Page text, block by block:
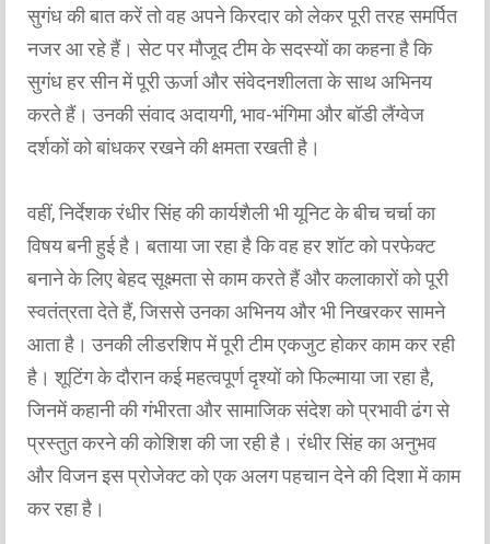
सुगंध की बात करें तो वह अपने किरदार को लेकर पूरी तरह समर्पित
नजर आ रहे हैं। सेट पर मौजूद टीम के सदस्यों का कहना है कि
सुगंध हर सीन में पूरी ऊर्जा और संवेदनशीलता के साथ अभिनय
करते हैं। उनकी संवाद अदायगी, भाव-भंगिमा और बॉडी लैंग्वेज
दर्शकों को बांधकर रखने की क्षमता रखती है।
वहीं, निर्देशक रंधीर सिंह की कार्यशैली भी यूनिट के बीच चर्चा का
विषय बनी हुई है। बताया जा रहा है कि वह हर शॉट को परफेक्ट
बनाने के लिए बेहद सूक्ष्मता से काम करते हैं और कलाकारों को पूरी
स्वतंत्रता देते हैं, जिससे उनका अभिनय और भी निखरकर सामने
आता है। उनकी लीडरशिप में पूरी टीम एकजुट होकर काम कर रही
है। शूटिंग के दौरान कई महत्वपूर्ण दृश्यों को फिल्माया जा रहा है,
जिनमें कहानी की गंभीरता और सामाजिक संदेश को प्रभावी ढंग से
प्रस्तुत करने की कोशिश की जा रही है। रंधीर सिंह का अनुभव
और विजन इस प्रोजेक्ट को एक अलग पहचान देने की दिशा में काम
कर रहा है।